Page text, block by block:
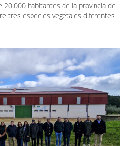
20.000 habitantes de la provincia de
tres especies vegetales diferentes